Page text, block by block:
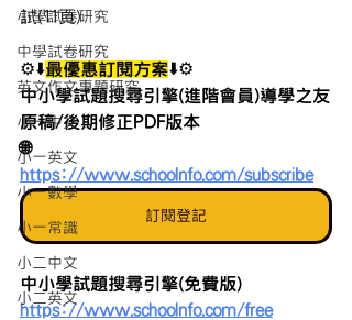
小學試卷研究
中學試卷研究
英文作文專題研究
小一中文
小一英文
小一數學
小一常識
小二中文
小二英文
試(11頁)
⚙️⬇️最優惠訂閱方案⬇️⚙️
中小學試題搜尋引擎(進階會員)導學之友
原稿/後期修正PDF版本
🌐
https://www.schoolnfo.com/subscribe
訂閱登記
中小學試題搜尋引擎(免費版)
https://www.schoolnfo.com/free